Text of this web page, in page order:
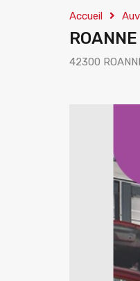
Accueil
42300